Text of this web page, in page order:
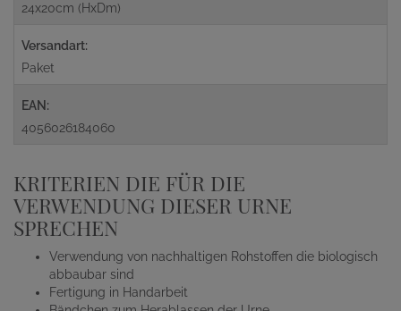
24x20cm (HxDm)
Versandart:
Paket
EAN:
4056026184060
KRITERIEN DIE FÜR DIE
VERWENDUNG DIESER URNE
SPRECHEN
Verwendung von nachhaltigen Rohstoffen die biologisch
abbaubar sind
Fertigung in Handarbeit